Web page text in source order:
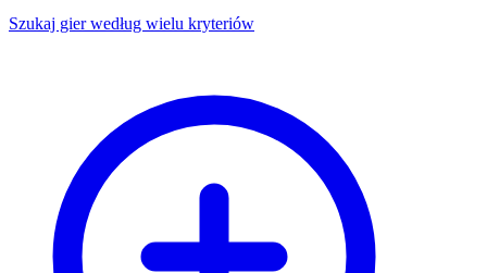
Szukaj gier według wielu kryteriów